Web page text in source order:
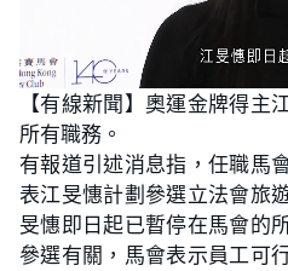
U
n
m
t
o
a
d
:
7
8
.
9
5
%
【有線新聞】奧運金牌得主
所有職務。
有報道引述消息指，任職馬
表江旻憓計劃參選立法會旅
旻憓即日起已暫停在馬會的
參選有關，馬會表示員工可